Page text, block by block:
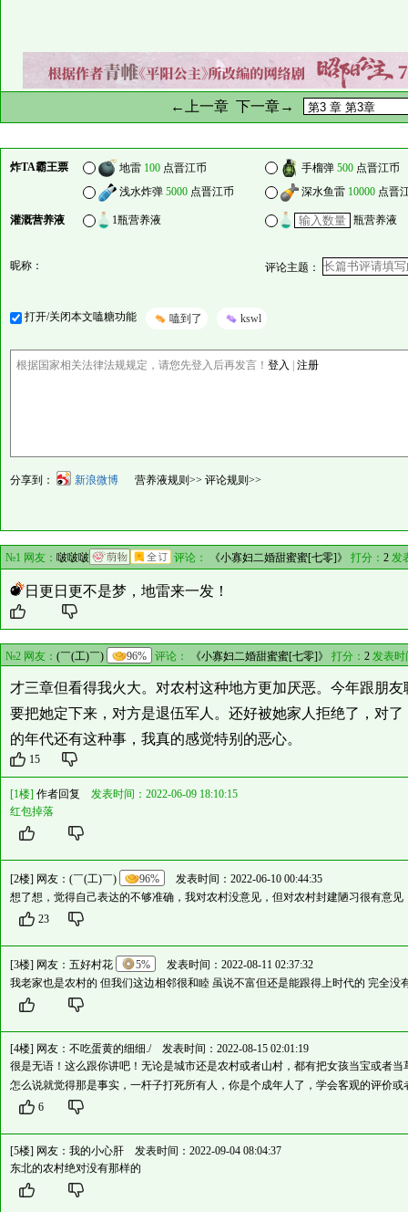
←上一章 下一章→
炸TA霸王票 地雷 100 点晋江币 手榴弹 500 点晋江币
浅水炸弹 5000 点晋江币 深水鱼雷 10000 点晋
灌溉营养液 1瓶营养液 瓶营养液
昵称： 评论主题：
打开/关闭本文嗑糖功能 嗑到了 kswl
根据国家相关法律法规规定，请您先登入后再发言！ 登入 | 注册
分享到： 新浪微博 营养液规则>> 评论规则>>
№1 网友： 啵啵啵 评论： 《小寡妇二婚甜蜜蜜[七零]》 打分： 2 发
日更日更不是梦，地雷来一发！
№2 网友： (￣(工)￣) 96% 评论： 《小寡妇二婚甜蜜蜜[七零]》 打分： 2 发表
才三章但看得我火大。对农村这种地方更加厌恶。今年跟朋
要把她定下来，对方是退伍军人。还好被她家人拒绝了，对
的年代还有这种事，我真的感觉特别的恶心。
15
[1楼] 作者回复 发表时间：2022-06-09 18:10:15
红包掉落
[2楼] 网友： (￣(工)￣) 96%
发表时间：2022-06-10 00:44:35
想了想，觉得自己表达的不够准确，我对农村没意见，但对农村封建陋习很有意
23
[3楼] 网友： 五好村花 5%
发表时间：2022-08-11 02:37:32
我老家也是农村的 但我们这边相邻很和睦 虽说不富但还是能跟得上时代的 完全
[4楼] 网友： 不吃蛋黄的细细./发表时间：2022-08-15 02:01:19
很是无语！这么跟你讲吧！无论是城市还是农村或者山村，都有把女孩当宝或者
怎么说就觉得那是事实，一杆子打死所有人，你是个成年人了，学会客观的评价或
6
[5楼] 网友： 我的小心肝 发表时间：2022-09-04 08:04:37
东北的农村绝对没有那样的